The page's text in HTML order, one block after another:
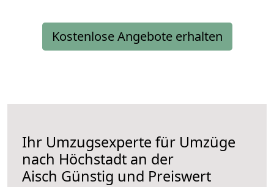
Kostenlose Angebote erhalten
Ihr Umzugsexperte für Umzüge
nach Höchstadt an der
Aisch Günstig und Preiswert